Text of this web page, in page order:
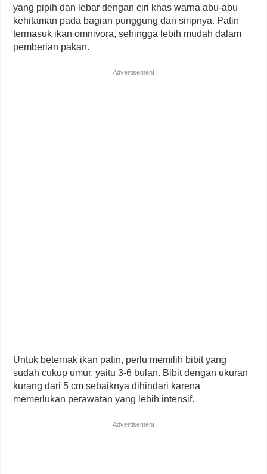
yang pipih dan lebar dengan ciri khas warna abu-abu
kehitaman pada bagian punggung dan siripnya. Patin
termasuk ikan omnivora, sehingga lebih mudah dalam
pemberian pakan.
Advertisement
Untuk beternak ikan patin, perlu memilih bibit yang
sudah cukup umur, yaitu 3-6 bulan. Bibit dengan ukuran
kurang dari 5 cm sebaiknya dihindari karena
memerlukan perawatan yang lebih intensif.
Advertisement